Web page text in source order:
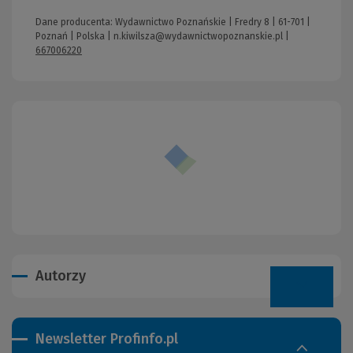
Dane producenta: Wydawnictwo Poznańskie | Fredry 8 | 61-701 |
Poznań | Polska | n.kiwilsza@wydawnictwopoznanskie.pl
667006220
Autorzy
Newsletter Profinfo.pl